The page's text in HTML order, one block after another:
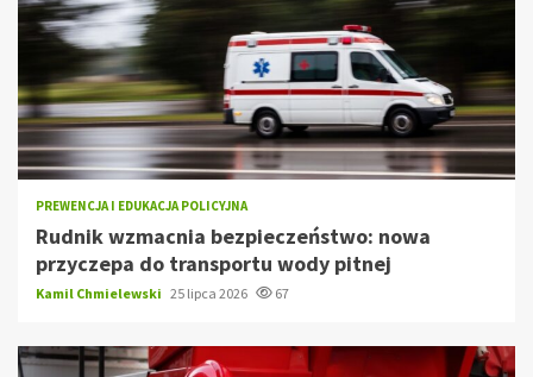
PREWENCJA I EDUKACJA POLICYJNA
Rudnik wzmacnia bezpieczeństwo: nowa
przyczepa do transportu wody pitnej
Kamil Chmielewski 25 lipca 2026 67